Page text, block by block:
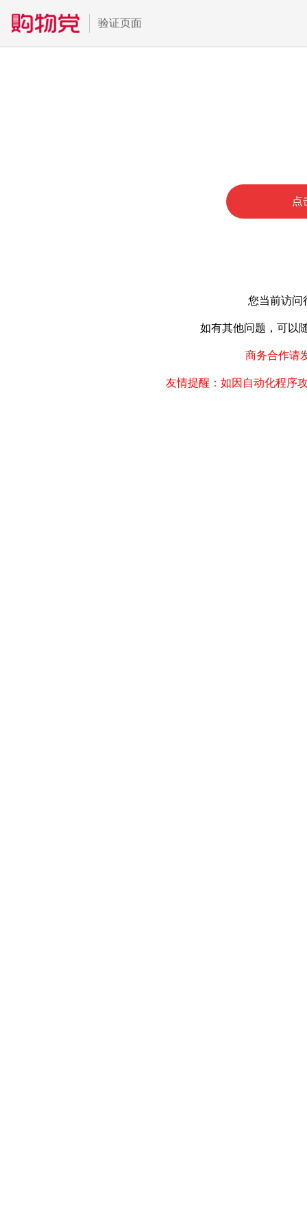
验证页面
点
您当前访问
如有其他问题，可以
商务合作请
友情提醒：如因自动化程序